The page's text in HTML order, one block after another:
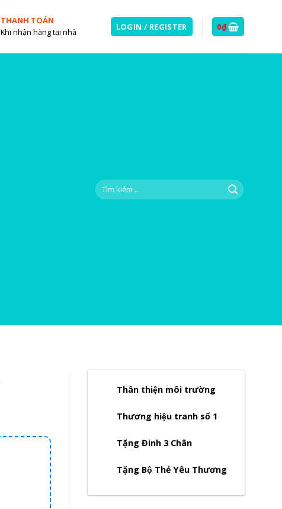
THANH TOÁN
Khi nhận hàng tại nhà
LOGIN / REGISTER 0₫
Search
for:
Thân thiện môi trường
Thương hiệu tranh số 1
Tặng Đinh 3 Chân
Tặng Bộ Thẻ Yêu Thương